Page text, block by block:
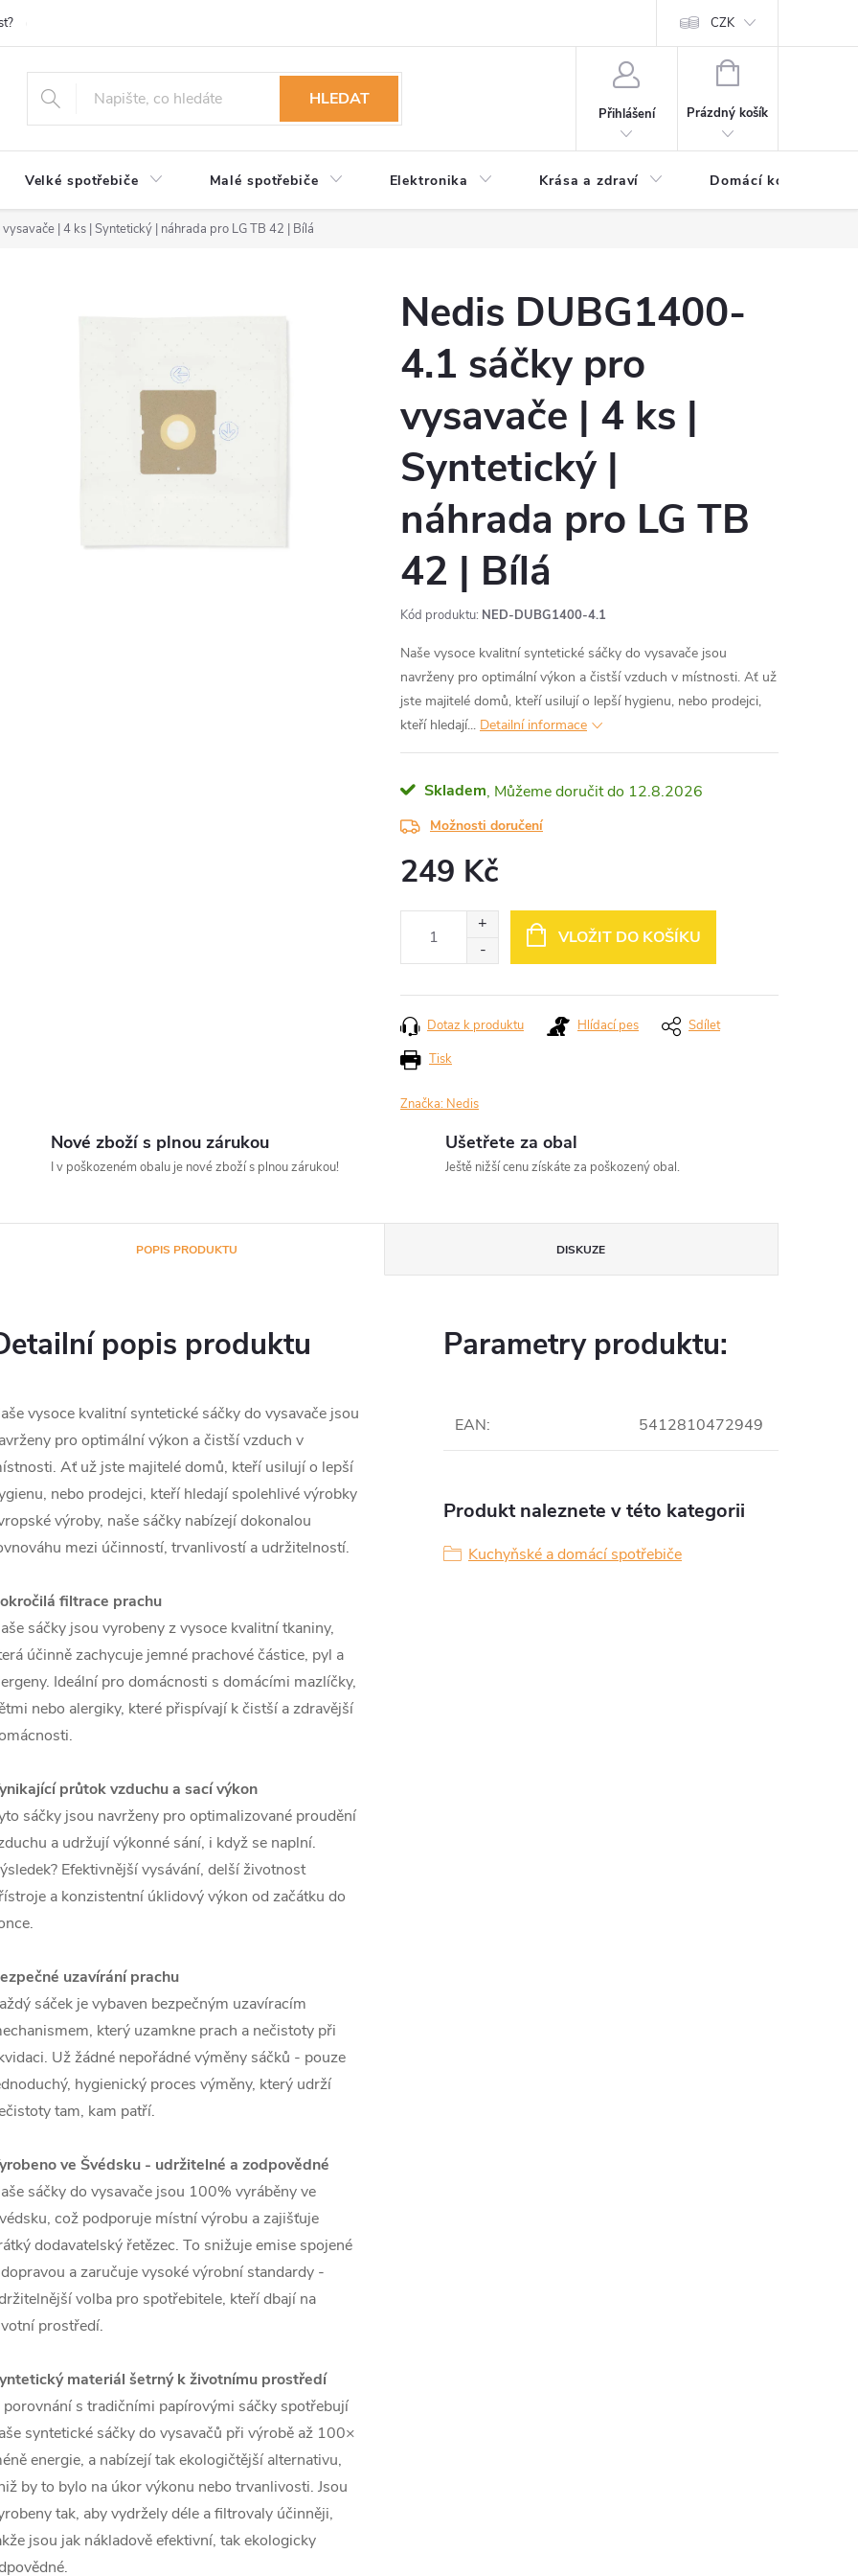
Prohlášení o ochraně osobních údajů
CZK
HLEDAT
Přihlášení
NÁKUPNÍ
Prázdný košík
Velké spotřebiče Malé spotřebiče Elektronika Krása a zdraví Domácí komfort
| 4 ks | Syntetický | náhrada pro LG TB 42 | Bílá
Nedis DUBG1400-
4.1 sáčky pro
vysavače | 4 ks |
Syntetický |
náhrada pro LG TB
42 | Bílá
Kód produktu: NED-DUBG1400-4.1
Naše vysoce kvalitní syntetické sáčky do vysavače jsou
navrženy pro optimální výkon a čistší vzduch v místnosti. Ať už
jste majitelé domů, kteří usilují o lepší hygienu, nebo prodejci,
kteří hledají... Detailní informace
Skladem 12.8.2026
Možnosti doručení
249 Kč
VLOŽIT DO KOŠÍKU
Tisk
Dotaz k produktu Hlídací pes Sdílet
Značka: Nedis
Nové zboží s plnou zárukou
I v poškozeném obalu je nové zboží s plnou zárukou!
Ušetřete za obal
Ještě nižší cenu získáte za poškozený obal.
POPIS PRODUKTU DISKUZE
popis produktu
vysoce kvalitní syntetické sáčky do vysavače jsou
pro optimální výkon a čistší vzduch v
Ať už jste majitelé domů, kteří usilují o lepší
nebo prodejci, kteří hledají spolehlivé výrobky
výroby, naše sáčky nabízejí dokonalou
mezi účinností, trvanlivostí a udržitelností.
filtrace prachu
sáčky jsou vyrobeny z vysoce kvalitní tkaniny,
účinně zachycuje jemné prachové částice, pyl a
Ideální pro domácnosti s domácími mazlíčky,
nebo alergiky, které přispívají k čistší a zdravější
průtok vzduchu a sací výkon
sáčky jsou navrženy pro optimalizované proudění
a udržují výkonné sání, i když se naplní.
Efektivnější vysávání, delší životnost
a konzistentní úklidový výkon od začátku do
uzavírání prachu
sáček je vybaven bezpečným uzavíracím
který uzamkne prach a nečistoty při
Už žádné nepořádné výměny sáčků - pouze
hygienický proces výměny, který udrží
tam, kam patří.
ve Švédsku - udržitelné a zodpovědné
sáčky do vysavače jsou 100% vyráběny ve
což podporuje místní výrobu a zajišťuje
dodavatelský řetězec. To snižuje emise spojené
a zaručuje vysoké výrobní standardy -
volba pro spotřebitele, kteří dbají na
prostředí.
materiál šetrný k životnímu prostředí
porovnání s tradičními papírovými sáčky spotřebují
syntetické sáčky do vysavačů při výrobě až 100×
energie, a nabízejí tak ekologičtější alternativu,
by to bylo na úkor výkonu nebo trvanlivosti. Jsou
tak, aby vydržely déle a filtrovaly účinněji,
jsou jak nákladově efektivní, tak ekologicky
Parametry produktu:
EAN: 5412810472949
Produkt naleznete v této kategorii
Kuchyňské a domácí spotřebiče